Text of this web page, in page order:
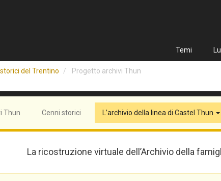
Temi
del Trentino Progetto archivi Thun
Thun Cenni storici L’archivio della linea di Castel Thun
La ricostruzione virtuale dell’Archivio della